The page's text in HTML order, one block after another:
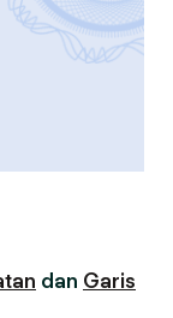
dan Garis